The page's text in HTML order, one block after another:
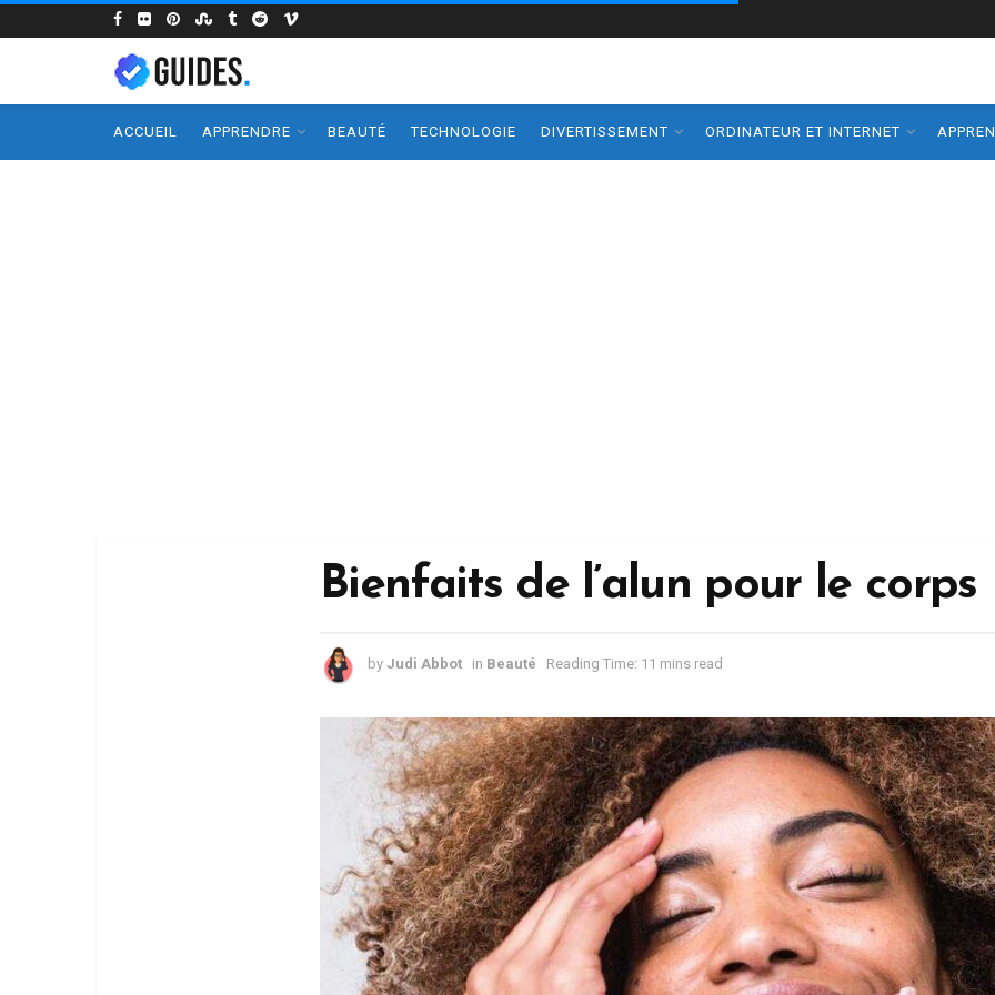
ACCUEIL APPRENDRE BEAUTÉ TECHNOLOGIE DIVERTISSEMENT ORDINATEUR ET INTERNET
Bienfaits de l’alun pour le corps
by Judi Abbot in Beauté Reading Time: 11 mins read